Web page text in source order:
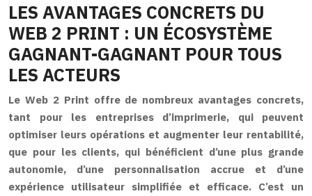
LES AVANTAGES CONCRETS DU
WEB 2 PRINT : UN ÉCOSYSTÈME
GAGNANT-GAGNANT POUR TOUS
LES ACTEURS
Le Web 2 Print offre de nombreux avantages concrets,
tant pour les entreprises d’imprimerie, qui peuvent
optimiser leurs opérations et augmenter leur rentabilité,
que pour les clients, qui bénéficient d’une plus grande
autonomie, d’une personnalisation accrue et d’une
expérience utilisateur simplifiée et efficace. C’est un